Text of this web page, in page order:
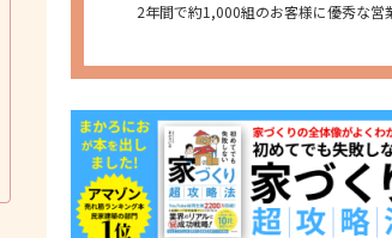
2年間で約1,000組のお客様に優秀な営